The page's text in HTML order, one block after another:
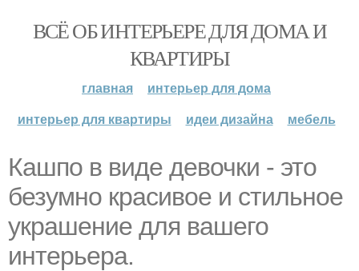
ВСЁ ОБ ИНТЕРЬЕРЕ ДЛЯ ДОМА И
КВАРТИРЫ
главная
интерьер для дома
интерьер для квартиры
идеи дизайна мебель
Кашпо в виде девочки - это
безумно красивое и стильное
украшение для вашего
интерьера.